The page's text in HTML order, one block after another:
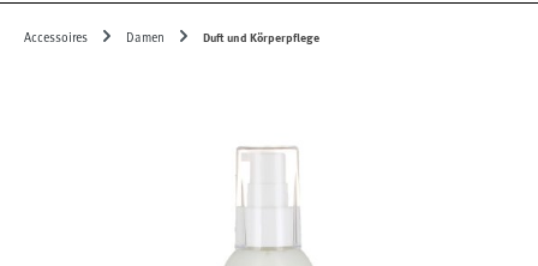
Accessoires Damen Duft und Körperpflege